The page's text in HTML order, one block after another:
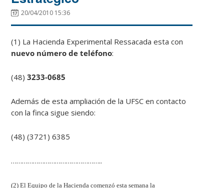
20/04/2010 15:36
(1) La Hacienda Experimental Ressacada esta con
nuevo número de teléfono:
(48)3233-0685
Además de esta ampliación de la UFSC en contacto
con la finca sigue siendo:
(48) (3721) 6385
…………………………………………..
(2) El Equipo de la Hacienda comenzó esta semana la